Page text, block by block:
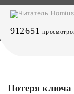
912651
Потеря ключа